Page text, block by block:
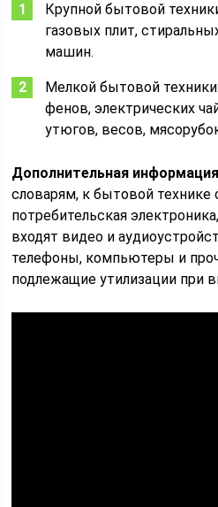
Крупной бытовой
газовых плит,
машин.
Мелкой бытовой
фенов, электрических
утюгов, весов,
Дополнительная
словарям, к бытовой технике
потребительская
входят видео и
телефоны, компьютеры и
подлежащие утилизации при